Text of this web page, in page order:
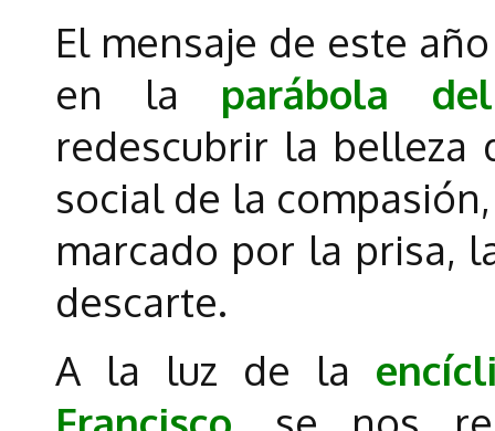
El mensaje de este
en la parábola
redescubrir la belleza
social de la
marcado por la prisa,
descarte.
A la luz de la